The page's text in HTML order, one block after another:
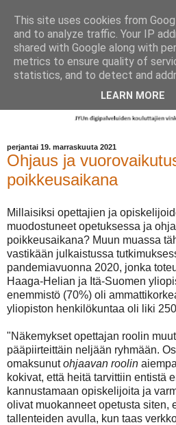
perjantai 19. marraskuuta 2021
Ohjaus ja
poikkeusaikana
Millaisiksi opettajien ja
muodostuneet opetuksessa ja
poikkeusaikana? Muun muassa
vastikään julkaistussa
pandemiavuonna 2020, jonka
Haaga-Helian ja Itä-Suomen
enemmistö (70%) oli
yliopiston henkilökuntaa oli liki
"Näkemykset opettajan roolin
pääpiirteittäin neljään ryhmään.
omaksunutohjaavan roolin
kokivat, että heitä tarvittiin entistä
kannustamaan opiskelijoita ja
olivat muokanneet opetusta siten,
tallenteiden avulla, kun taas
This site uses cookies from
and to analyze traffic. Your IP
shared with Google along with
metrics to ensure quality of
statistics, and to detect and
LEARN MORE